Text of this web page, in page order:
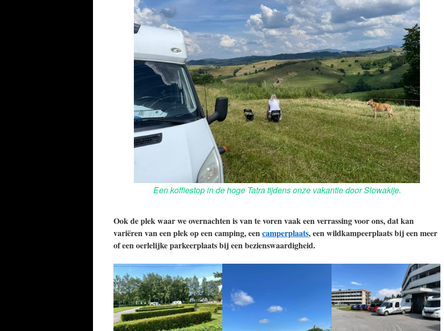
Een koffiestop in de hoge Tatra tijdens onze vakantie door Slowakije.
Ook de plek waar we overnachten is van te voren vaak een verrassing voor ons, dat kan
variëren van een plek op een camping, eencamperplaats, een wildkampeerplaats bij een meer
of een oerlelijke parkeerplaats bij een bezienswaardigheid.